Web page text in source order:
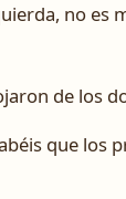
no es
de los
que los